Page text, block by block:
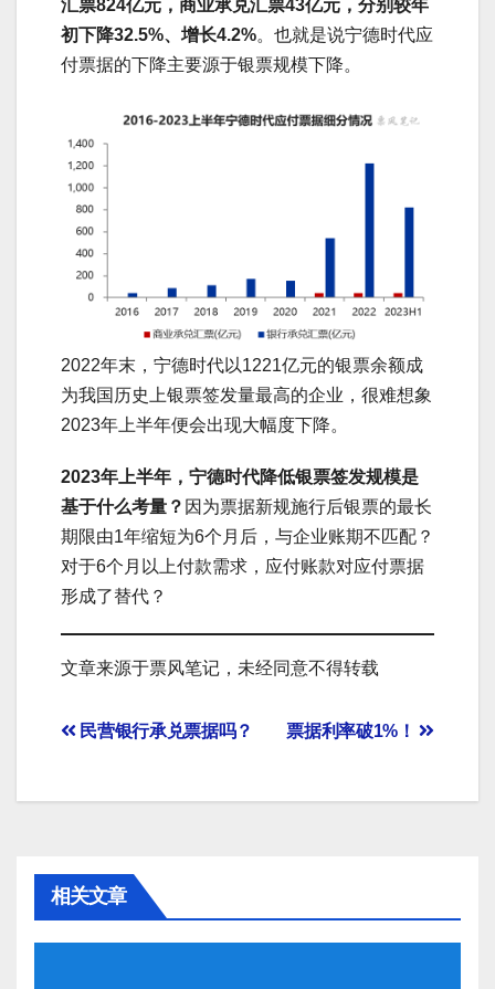
汇票824亿元，商业承兑汇票43亿元，分别较年
初下降32.5%、增长4.2%。也就是说宁德时代应
付票据的下降主要源于银票规模下降。
2022年末，宁德时代以1221亿元的银票余额成
为我国历史上银票签发量最高的企业，很难想象
2023年上半年便会出现大幅度下降。
2023年上半年，宁德时代降低银票签发规模是
基于什么考量？ 因为票据新规施行后银票的最长
期限由1年缩短为6个月后，与企业账期不匹配？
对于6个月以上付款需求，应付账款对应付票据
形成了替代？
文章来源于票风笔记，未经同意不得转载
文
票据利率破1%！
民营银行承兑票据吗？
相关文章